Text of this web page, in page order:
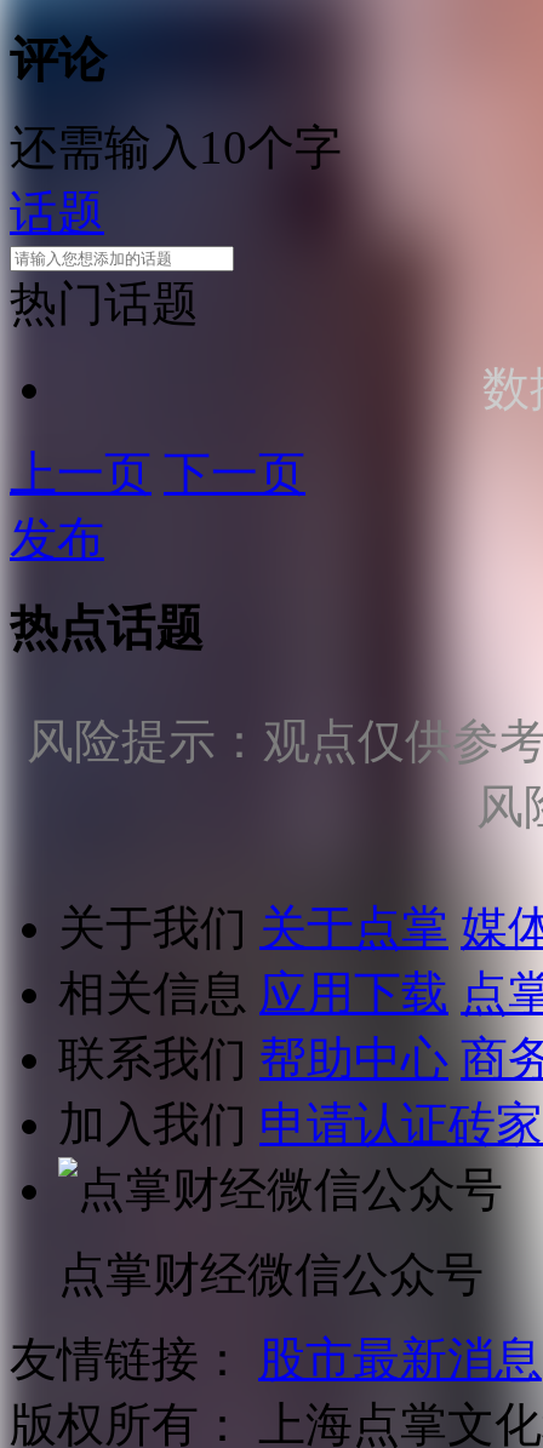
评论
还需输入10个字
话题
热门话题
数
上一页 下一页
发布
热点话题
风险提示：观点仅供参
风
关于我们 关于点掌 媒
相关信息 应用下载 点
联系我们 帮助中心 商
加入我们 申请认证砖家
点掌财经微信公众号
友情链接：
股市最新消息
版权所有：
上海点掌文